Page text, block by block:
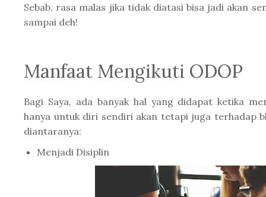
Sebab, rasa malas jika tidak diatasi bisa jadi akan
sampai deh!
Manfaat Mengikuti ODOP
Bagi Saya, ada banyak hal yang didapat ketika
hanya untuk diri sendiri akan tetapi juga terhadap
diantaranya:
Menjadi Disiplin